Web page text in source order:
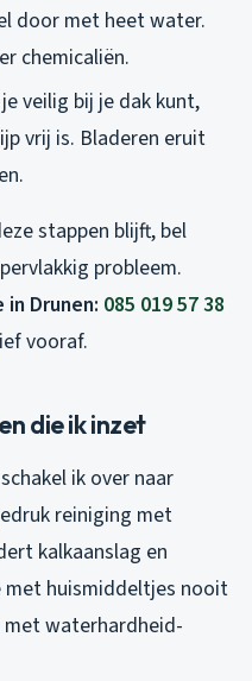
door met heet water.
chemicaliën.
je veilig bij je dak kunt,
vrij is. Bladeren eruit
stappen blijft, bel
probleem.
Drunen: 085 019 57 38
vooraf.
die ik inzet
ik over naar
reiniging met
kalkaanslag en
huismiddeltjes nooit
waterhardheid-